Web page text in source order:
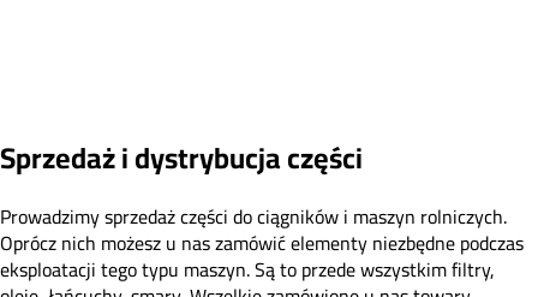
Sprzedaż i dystrybucja części
Prowadzimy sprzedaż części do ciągników i maszyn rolniczych.
Oprócz nich możesz u nas zamówić elementy niezbędne podczas
eksploatacji tego typu maszyn. Są to przede wszystkim filtry,